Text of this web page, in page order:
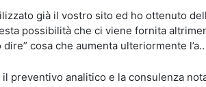
già il vostro sito ed ho ottenuto
possibilità che ci viene fornita
cosa che aumenta ulteriormente l’a..
preventivo analitico e la consulenza